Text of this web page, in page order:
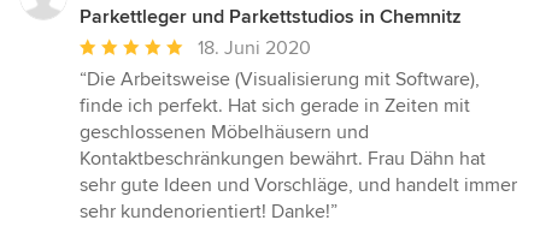
Parkettleger und Parkettstudios in Chemnitz
Durchschnittliche
Bewertung:
5
von
5
Sternen
18. Juni 2020
“Die Arbeitsweise (Visualisierung mit Software),
finde ich perfekt. Hat sich gerade in Zeiten mit
geschlossenen Möbelhäusern und
Kontaktbeschränkungen bewährt. Frau Dähn hat
sehr gute Ideen und Vorschläge, und handelt immer
sehr kundenorientiert! Danke!”